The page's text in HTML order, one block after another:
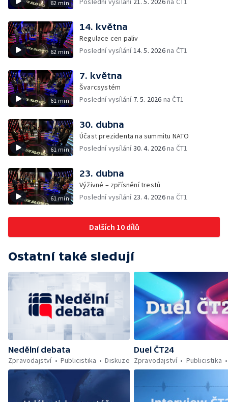
62 min
62 min
14. května
Regulace cen paliv
Poslední vysílání14. 5. 2026na ČT1
61 min
7. května
Švarcsystém
Poslední vysílání 7. 5. 2026 na ČT1
61 min
30. dubna
Účast prezidenta na summitu NATO
Poslední vysílání30. 4. 2026na ČT1
61 min
23. dubna
Výživné – zpřísnění trestů
Poslední vysílání 23. 4. 2026na ČT1
Dalších 10 dílů
Ostatní také sledují
Nedělní debata
Zpravodajství
Publicistika Diskuze
Duel ČT24
Zpravodajství
Publicistika